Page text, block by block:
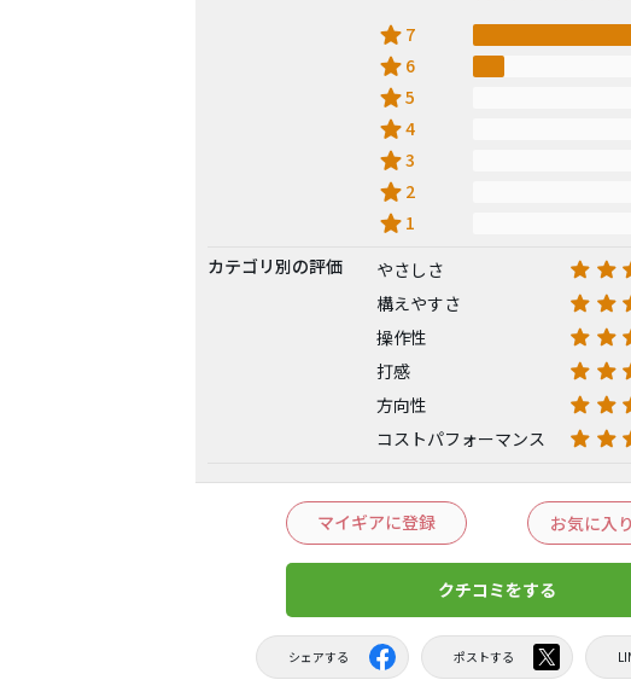
star 7
star 6
star5
star4
star3
star 2
star 1
カテゴリ別の評価
やさしさ
構えやすさ
操作性
打感
方向性
コストパフォーマンス
マイギアに登録 お気に入
クチコミをする
シェアする ポストする